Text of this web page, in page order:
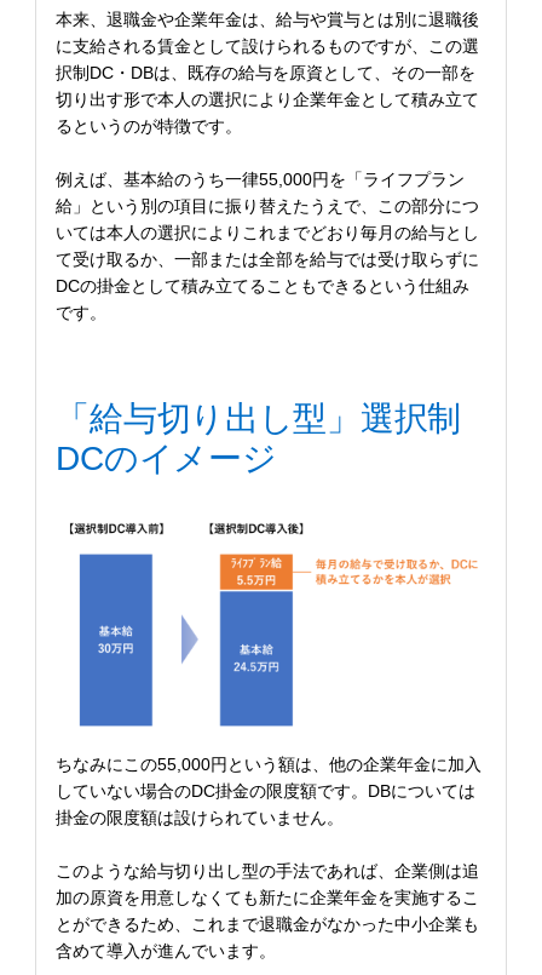
本来、退職金や企業年金は、給与や賞与とは別に退職後
に支給される賃金として設けられるものですが、この選
択制DC・DBは、既存の給与を原資として、その一部を
切り出す形で本人の選択により企業年金として積み立て
るというのが特徴です。
例えば、基本給のうち一律55,000円を「ライフプラン
給」という別の項目に振り替えたうえで、この部分につ
いては本人の選択によりこれまでどおり毎月の給与とし
て受け取るか、一部または全部を給与では受け取らずに
DCの掛金として積み立てることもできるという仕組み
です。
「給与切り出し型」選択制
DCのイメージ
ちなみにこの55,000円という額は、他の企業年金に加入
していない場合のDC掛金の限度額です。DBについては
掛金の限度額は設けられていません。
このような給与切り出し型の手法であれば、企業側は追
加の原資を用意しなくても新たに企業年金を実施するこ
とができるため、これまで退職金がなかった中小企業も
含めて導入が進んでいます。